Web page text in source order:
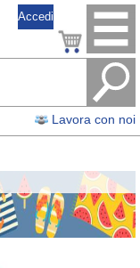
Lavora con noi